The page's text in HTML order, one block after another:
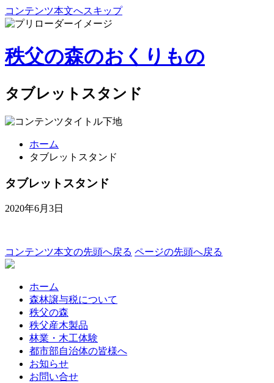
コンテンツ本文へスキップ
秩父の森のおくりもの
タブレットスタンド
ホーム
タブレットスタンド
タブレットスタンド
2020年6月3日
コンテンツ本文の先頭へ戻る ページの先頭へ戻る
ホーム
森林譲与税について
秩父の森
秩父産木製品
林業・木工体験
都市部自治体の皆様へ
お知らせ
お問い合せ